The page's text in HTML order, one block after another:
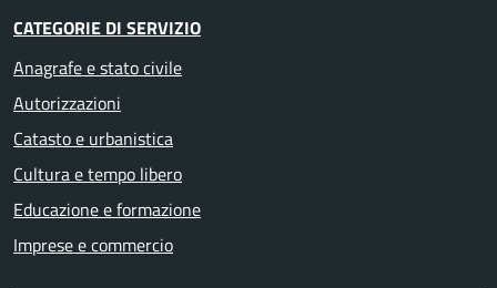
CATEGORIE DI SERVIZIO
Anagrafe e stato civile
Autorizzazioni
Catasto e urbanistica
Cultura e tempo libero
Educazione e formazione
Imprese e commercio